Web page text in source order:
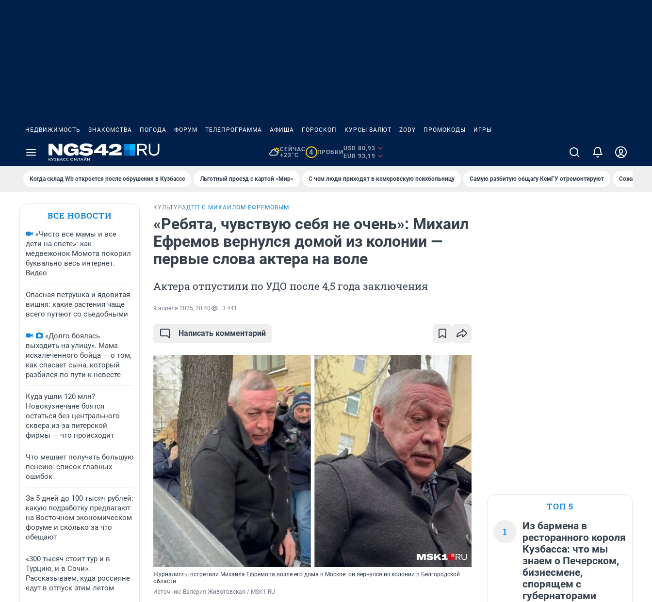
НЕДВИЖИМОСТЬ ЗНАКОМСТВА ПОГОДА ФОРУМ ТЕЛЕПРОГРАММА АФИША ГОРОСКОП КУРСЫ ВАЛЮТ ZODY ПРОМОКОДЫ ИГРЫ
СЕЙЧАС
+23°C
4 ПРОБКИ
USD 80,93
EUR 93,19
Когда склад Wb откроется после обрушения в Кузбассе Льготный проезд с картой «Мир» С чем люди приходят в кемеровскую психбольницу Самую разбитую общагу КемГУ отремонтируют
ВСЕ НОВОСТИ
«Чисто все мамы и все
дети на свете»: как
медвежонок Момота покорил
буквально весь интернет.
Видео
Опасная петрушка и ядовитая
вишня: какие растения чаще
всего путают со съедобными
«Долго боялась
выходить на улицу». Мама
искалеченного бойца — о том,
как спасает сына, который
разбился по пути к невесте
Куда ушли 120 млн?
Новокузнечане боятся
остаться без центрального
сквера из-за питерской
фирмы — что происходит
Что мешает получать большую
пенсию: список главных
ошибок
За 5 дней до 100 тысяч рублей:
какую подработку предлагают
на Восточном экономическом
форуме и сколько за что
обещают
«300 тысяч стоит тур и в
Турцию, и в Сочи».
Рассказываем, куда россияне
едут в отпуск этим летом
КУЛЬТУРАДТП С МИХАИЛОМ ЕФРЕМОВЫМ
«Ребята, чувствую себя не очень»: Михаил
Ефремов вернулся домой из колонии —
первые слова актера на воле
Актера отпустили по УДО после 4,5 года заключения
9 апреля 2025, 20:40 3 441
Написать комментарий
Журналисты встретили Михаила Ефремова возле его дома в Москве: он вернулся из колонии в Белгородской
области
Источник: Валерия Животовская / MSK1.RU
ТОП 5
1
Из бармена в
ресторанного короля
Кузбасса: что мы
знаем о Печерском,
бизнесмене,
спорящем с
губернаторами